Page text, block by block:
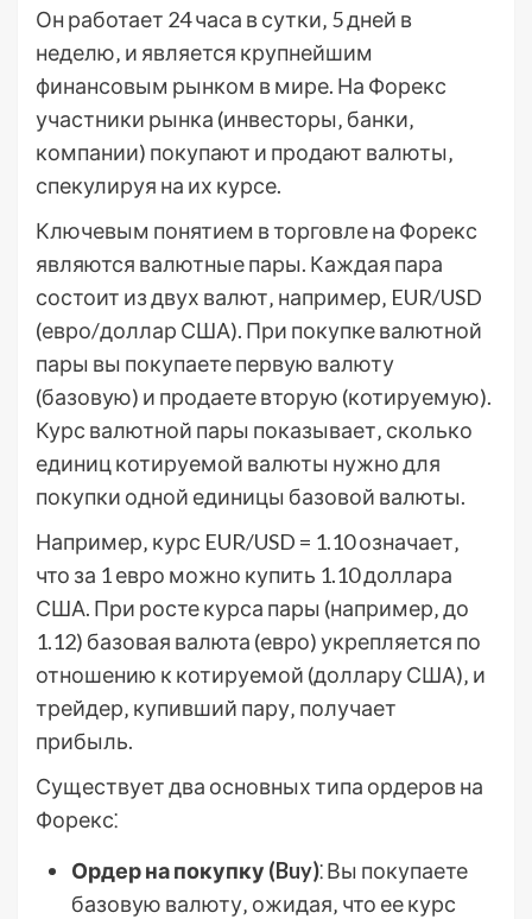
Он работает 24 часа в сутки‚ 5 дней в
неделю‚ и является крупнейшим
финансовым рынком в мире. На Форекс
участники рынка (инвесторы‚ банки‚
компании) покупают и продают валюты‚
спекулируя на их курсе.
Ключевым понятием в торговле на Форекс
являются валютные пары. Каждая пара
состоит из двух валют‚ например‚ EUR/USD
(евро/доллар США). При покупке валютной
пары вы покупаете первую валюту
(базовую) и продаете вторую (котируемую).
Курс валютной пары показывает‚ сколько
единиц котируемой валюты нужно для
покупки одной единицы базовой валюты.
Например‚ курс EUR/USD = 1.10 означает‚
что за 1 евро можно купить 1.10 доллара
США. При росте курса пары (например‚ до
1.12) базовая валюта (евро) укрепляется по
отношению к котируемой (доллару США)‚ и
трейдер‚ купивший пару‚ получает
прибыль.
Существует два основных типа ордеров на
Форекс⁚
Ордер на покупку (Buy)⁚ Вы покупаете
базовую валюту‚ ожидая‚ что ее курс